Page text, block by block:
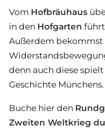
Vom Hofbräuhaus
in den Hofgarten
Außerdem bekommst
denn auch diese
Geschichte Münchens.
Buche hier den
Zweiten Weltkrieg